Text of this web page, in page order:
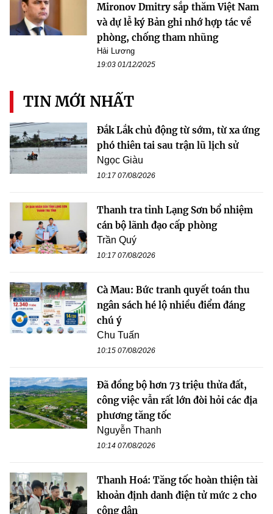
Mironov Dmitry sắp thăm Việt Nam
và dự lễ ký Bản ghi nhớ hợp tác về
phòng, chống tham nhũng
Hải Lương
19:03 01/12/2025
TIN MỚI NHẤT
Đắk Lắk chủ động từ sớm, từ xa ứng
phó thiên tai sau trận lũ lịch sử
Ngọc Giàu
10:17 07/08/2026
Thanh tra tỉnh Lạng Sơn bổ nhiệm
cán bộ lãnh đạo cấp phòng
Trần Quý
10:17 07/08/2026
Cà Mau: Bức tranh quyết toán thu
ngân sách hé lộ nhiều điểm đáng
chú ý
Chu Tuấn
10:15 07/08/2026
Đã đồng bộ hơn 73 triệu thửa đất,
công việc vẫn rất lớn đòi hỏi các địa
phương tăng tốc
Nguyễn Thanh
10:14 07/08/2026
Thanh Hoá: Tăng tốc hoàn thiện tài
khoản định danh điện tử mức 2 cho
công dân